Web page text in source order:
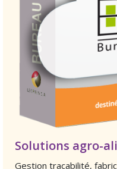
Solutions agro-
Gestion traçabilité,